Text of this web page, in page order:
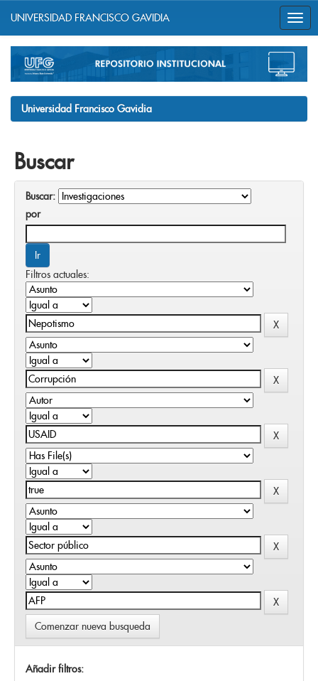
navigation
UNIVERSIDAD FRANCISCO GAVIDIA
Universidad Francisco Gavidia
Buscar
Buscar:
por
Filtros actuales:
Comenzar nueva busqueda
Añadir filtros: